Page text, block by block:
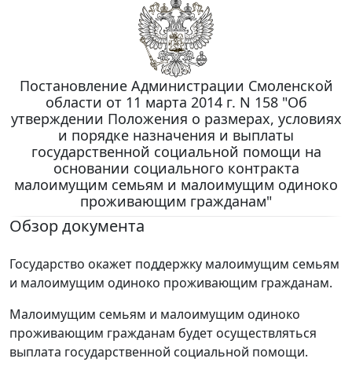
Постановление Администрации Смоленской
области от 11 марта 2014 г. N 158 "Об
утверждении Положения о размерах, условиях
и порядке назначения и выплаты
государственной социальной помощи на
основании социального контракта
малоимущим семьям и малоимущим одиноко
проживающим гражданам"
Обзор документа
Государство окажет поддержку малоимущим семьям
и малоимущим одиноко проживающим гражданам.
Малоимущим семьям и малоимущим одиноко
проживающим гражданам будет осуществляться
выплата государственной социальной помощи.